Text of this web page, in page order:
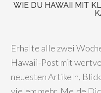
WIE DU HAWAII MIT
Erhalte alle zwei
Hawaii-Post mit
neuesten Artikeln,